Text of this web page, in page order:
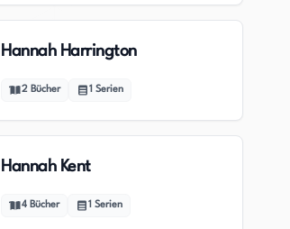
Hannah Harrington
2 Bücher 1 Serien
Hannah Kent
4 Bücher 1 Serien